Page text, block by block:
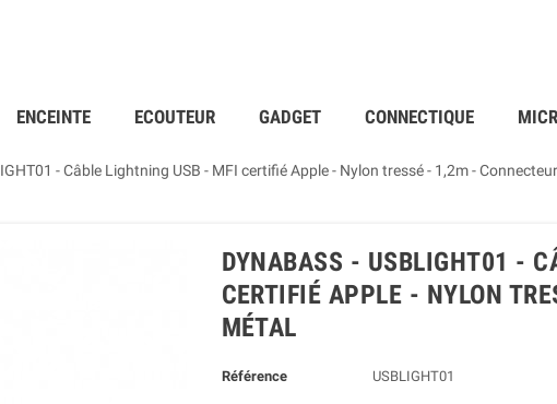
ENCEINTE ECOUTEUR GADGET CONNECTIQUE
- Câble Lightning USB - MFI certifié Apple - Nylon tressé - 1,2m -
DYNABASS - USBLIGHT01 -
CERTIFIÉ APPLE - NYLON
MÉTAL
Référence USBLIGHT01